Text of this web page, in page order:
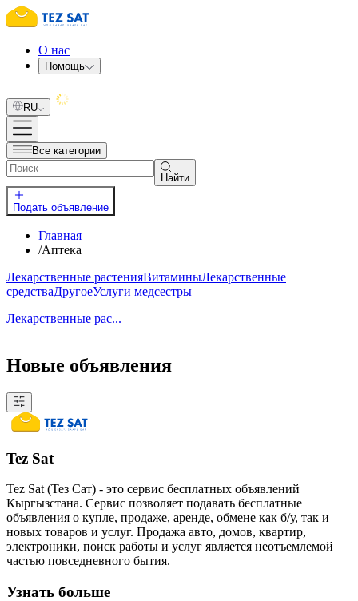
О нас
Помощь
RU
Все категории
Найти
Подать объявление
Главная
/Аптека
Лекарственные растенияВитаминыЛекарственные
средстваДругоеУслуги медсестры
Лекарственные рас...
Новые объявления
Tez Sat
Tez Sat (Тез Сат) - это сервис бесплатных объявлений
Кыргызстана. Сервис позволяет подавать бесплатные
объявления о купле, продаже, аренде, обмене как б/у, так и
новых товаров и услуг. Продажа авто, домов, квартир,
электроники, поиск работы и услуг является неотъемлемой
частью повседневного бытия.
Узнать больше